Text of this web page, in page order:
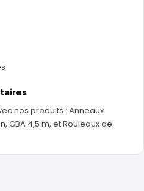
nos produits : Anneaux
, GBA 4,5 m, etRouleaux de